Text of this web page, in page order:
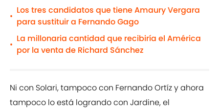
•
Los tres candidatos que tiene Amaury Vergara
para sustituir a Fernando Gago
•
La millonaria cantidad que recibiría el América
por la venta de Richard Sánchez
Ni con Solari, tampoco con Fernando Ortíz y ahora
tampoco lo está logrando con Jardine, el